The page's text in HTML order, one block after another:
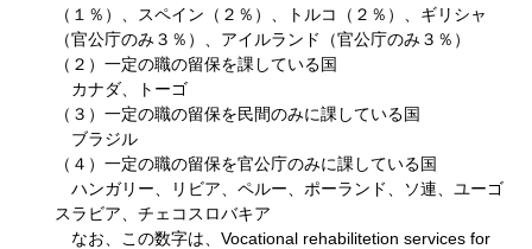
（１％）、スペイン（２％）、トルコ（２％）、ギリシャ
（官公庁のみ３％）、アイルランド（官公庁のみ３％）
（２）一定の職の留保を課している国
カナダ、トーゴ
（３）一定の職の留保を民間のみに課している国
ブラジル
（４）一定の職の留保を官公庁のみに課している国
ハンガリー、リビア、ペルー、ポーランド、ソ連、ユーゴ
スラビア、チェコスロバキア
なお、この数字は、Vocational rehabilitetion services for